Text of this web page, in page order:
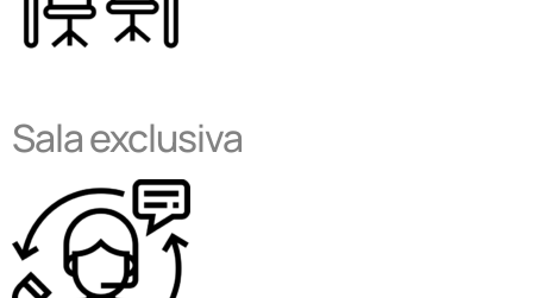
Sala exclusiva